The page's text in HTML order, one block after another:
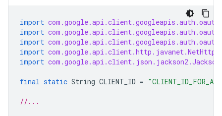
import
import
import
import
import
final static String CLIENT_ID =
//...